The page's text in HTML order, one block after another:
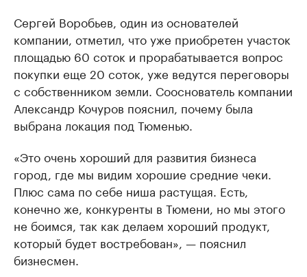
Сергей Воробьев, один из основателей
компании, отметил, что уже приобретен участок
площадью 60 соток и прорабатывается вопрос
покупки еще 20 соток, уже ведутся переговоры
с собственником земли. Сооснователь компании
Александр Кочуров пояснил, почему была
выбрана локация под Тюменью.
«Это очень хороший для развития бизнеса
город, где мы видим хорошие средние чеки.
Плюс сама по себе ниша растущая. Есть,
конечно же, конкуренты в Тюмени, но мы этого
не боимся, так как делаем хороший продукт,
который будет востребован», — пояснил
бизнесмен.